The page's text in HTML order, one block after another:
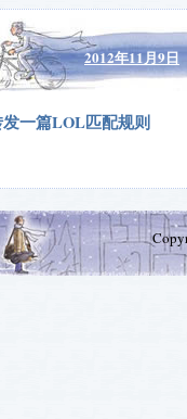
2012年11月9日
一篇LOL匹配规则